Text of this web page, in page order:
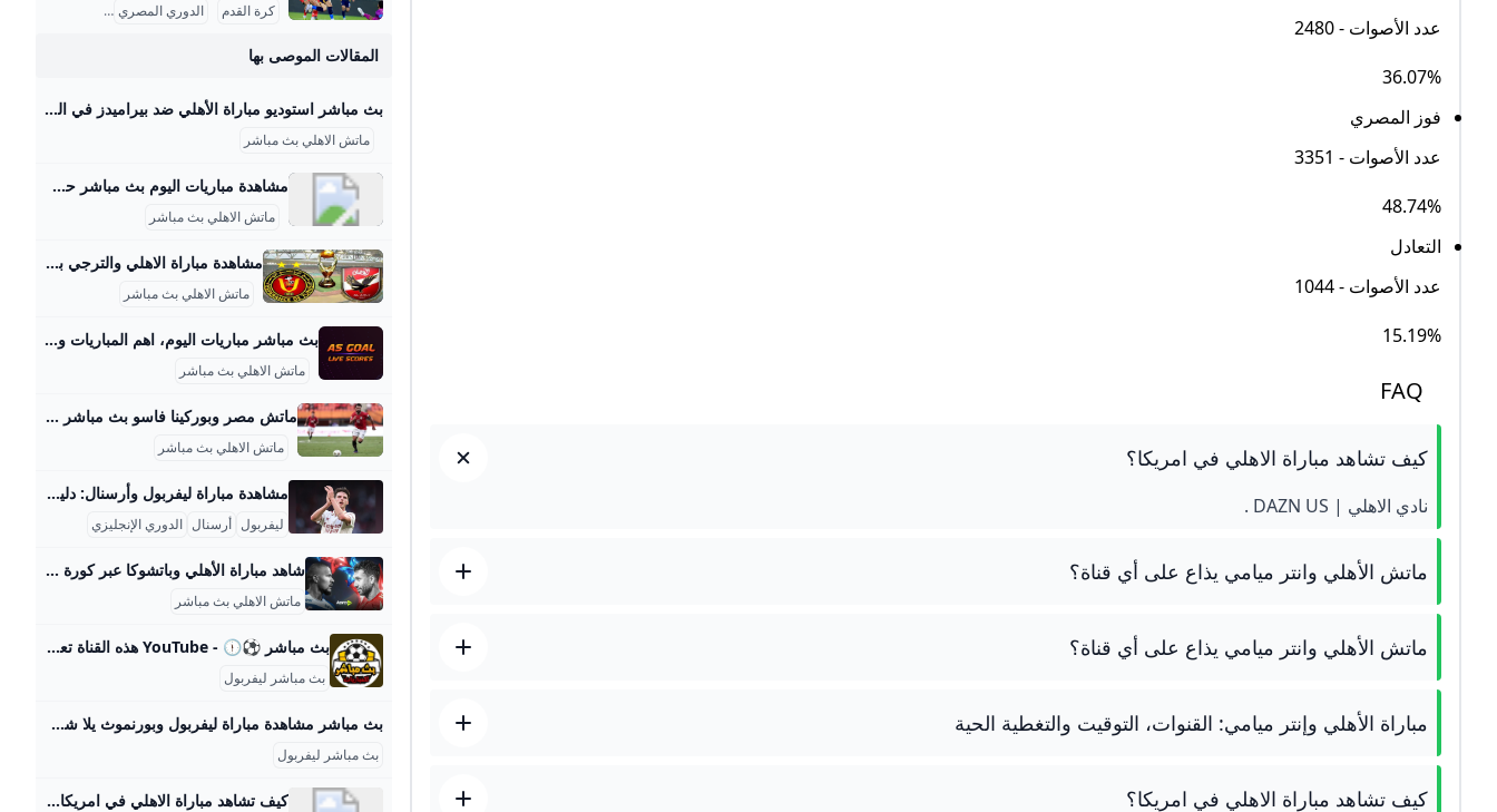
عدد الأصوات - 2480
36.07%
فوز المصري
عدد الأصوات - 3351
48.74%
التعادل
عدد الأصوات - 1044
15.19%
FAQ
كيف تشاهد مباراة الاهلي في امريكا؟
نادي الاهلي | DAZN US .
ماتش الأهلي وانتر ميامي يذاع على أي قناة؟
ماتش الأهلي وانتر ميامي يذاع على أي قناة؟
مباراة الأهلي وإنتر ميامي: القنوات، التوقيت والتغطية الحية
كيف تشاهد مباراة الاهلي في امريكا؟
كرة القدم الدوري المصري
المقالات الموصى بها
بث مباشر استوديو مباراة الأهلي ضد بيراميدز في الدوري المصري المصري اليوم بث مباشر مباراة الأهلي وبيراميدز اليوم السبت، وكذلك مشاهدة مباراة الأهلي ضد بيراميدز بث مباشر، يبحث عنها الكثير من الجماهير، من أجل مشاهدة مباراة الأهلي اليوم أمام بيراميدز ضمن منافسات بطولة الدوري… كيفية مشاهدة مباراة الأهلي وبيراميدز اليوم بث مباشر السبت 30-08-2025 18:57 | كتب: أحمد عبدالله | مباراة الأهلي و بيراميدز في الدوري الممتاز - صورة أرشيفية تصوير : محمد شكري الجرنوسي بث مباشر مباراة الأهلي وبيراميدز اليوم السبت، وكذلك مشاهدة مباراة الأهلي ضد بيراميدز بث مباشر، يبحث عنها الكثير من الجماهير، من أجل مشاهدة مباراة الأهلي اليوم أمام بيراميدز ضمن منافسات بطولة الدوري المصري.
ماتش الاهلي بث مباشر
مشاهدة مباريات اليوم بث مباشر حصري يلا لايف matches today - يلا لايف Yalla live أهم مباريات اليوم بث مباشر بدون تقطيع Yalla Live Tv بث مباشر مباريات اليوم | matches today live ننتظر جميعًا من عشاق الساحرة المستديرة في كل مكان البحث عن بث مباشر مباريات اليوم live من خلال موقعنا يلا لايف مباريات الأمس مباريات اليوم مباريات الغد ننتظر جميعًا من عشاق الساحرة المستديرة في كل مكان البحث عن بث مباشر مباريات اليوم live من خلال موقعنا يلا لايف وتقديم لأهم المباريات في جميع أنحاء العالم وكل الدوريات الأوروبية والمحلية والآسيوية والأفريقية والعربية وعلى رأسها الدوريات الخمسة الكبرى بكل ما فيها من منافسات شرسة مثل الدوري الإنجليزي والدوري الإسباني والدوري الإيطالي والدوري الألماني والدوري الفرنسي وهي الأهم لدى متابعو الكرة العالمية من خلال مشاهدة مباريات اليوم بما فيها من كل اللقاءات والمقدمات والاستديوهات التحليلية في كل المواجهات الخاصة والكبيرة والصغيرة ففي إنجلترا نتابع أندية ليفربول ومانشستر سيتي ومانشستر يونايتد وأرسنال وتوتنهام وتشيلسي وأستون فيلا بشكل خاص من أجل نجوم هذه الأندية وعلى رأسهم محمد صلاح نجم منتخب مصر والفريق الأول لكرة القدم بنادي ليفربول الطامع في مزيد من الألقاب الأوروبية على المستوى الشخصي والجماعي مع كتيبة الريدز ولذلك في live بث مباشر مباريات اليوم لا يمكن تفويت نجوم ملعب قلعة آنفيلد مثل محمد صلاح وساديو ماني ولويس دياز وفيرجيل فان دايك مع المدير الفني المخضرم يورجن كلوب الذي يعد من أشهر المدربين في العالم وأقواهم حتى الآن في مواجهة الإسباني بيب جوارديولا المدير الفني لفريق مانشستر سيتي عن طريق بث مباشر ما يدور في كواليس هذه المواجهات وإن كانت مواجهتا الدوري الإنجليزي 2022 انتهت بالتعادل الإيجابي 2-2 في الدورين الأول والثاني مما يعكس مدى قوة الفريقين وتقارب المستوى بينهما رغم كثرة الانتقادات الموجهة للمدرب بيب جوارديولا أنه يعتمد على اللاعب الجاهز فقط ويدفع الملايين من أجل التعاقد مع صفقات خرافية ولا يجيد البناء على الإطلاق بدليل التعاقد مع رياض محرز من ليستر سيتي وجاك جريليش من أستون فيلا وكايل والكر من توتنهام والغريب أن هذه الصفقات تكون بملايين الدولارات حتى يكون لديه فريقين فريق على الدكة وفريق في الملعب ولذلك لا يمكن تفويت بث مباشر مباريات اليوم live streaming خاصة أننا نقدمها بطريقة مختلفة تمامًا عما تتابعونه في مواقع البث المباشر الباحثة عن الربح فقط فنحن نقدم لكم جدول مباريات اليوم بصورة واضحة أعلى الصفحة الرئيسية وفيها نتطرق إلى مواعيد مباريات اليوم وكل الكواليس الخاصة بالأندية المتبارية في كبرى الدوريات العالمية والمحلية لأن هدفنا في النهاية تقديم خدمة مميزة بدون إعلانات مجانًا من خلال كورة أون لاين بث مباشر فيمكنك متابعتها بكل سهولة live streaming .
ماتش الاهلي بث مباشر
مشاهدة مباراة الاهلي والترجي بث مباشر yalla shoot اونلاين بدون تقطيع يلا شوت ماتش الاهلي اليوم مباشر الصباح العربي انطلق منذ قليل الشوط الثاني لمباراة النادي الأهلى ونادي الترجي التونسي ضمن منافسات مباراة ذهاب نصف نهائي دوري أبطال أفريقيا بملعب الترجي التونسي وشهدت أحدا لمشاهدة مباراة الأهلي والترجي بث مباشر (اضغط هنا) لمشاهدة مباراة الأهلي والترجي بث مباشر (اضغط هنا) بث مباشر مباراة الاهلي والترجي التونسي بث مباشر مباريات اليوم مباراة الاهلي والترجي مشاهدة بث مباراة الاهلي والترجي الرياضي مباراة الترجي التونسي والاهلي بث مباشر مشاهدة مباراة الاهلي موضوعات متعلقة الرياضة كيفية مشاهدة مباراة السعودية واليمن في نهائي كأس…
ماتش الاهلي بث مباشر
بث مباشر مباريات اليوم، اهم المباريات والنتائج AS Goal بث مباشر اهم مباريات اليوم والغد علي موقع اس جول لايف - AS Goal عبر خدمة روابط مشاهدة أهم المباريات في مختلف الدوريات والبطولات حول العالم. جدول اهم مباريات اليوم علي موقع اس جول - AS Goal, عبر خدمة النتائج المباشرة واحصائيات أهم المباريات في مختلف الدوريات والبطولات حول العالم .
ماتش الاهلي بث مباشر
ماتش مصر وبوركينا فاسو بث مباشر قناة ام بي سي مصر 2 من الممكن مشاهدة مباراة بوركينا فاسو ضد مصر بث مباشر اليوم عبر قنوات SSC السعودية وقنوات أون سبورت المصرية وقناة MBC MASR 2، وأيضًا عن طريق البث المباشر ماتش مصر وبوركينا فاسو بث مباشر قناة ام بي سي مصر 2 Published 16 ساعة agoon 2025-09-09By تركيا اليوموتقام المباراة على ملعب 4 أغسطس بالعاصمة واجادوجو، حيث يسعى الفراعنة إلى تحقيق الفوز وخطف بطاقة التأهل المباشر إلى النهائيات قبل جولتين من نهاية التصفيات، إذ سيرفع الانتصار رصيد المنتخب إلى 22 نقطة تضمن له العبور دون انتظار بقية النتائج.
ماتش الاهلي بث مباشر
مشاهدة مباراة ليفربول وأرسنال: دليلك الكامل لبث المباراة 2025 مباراة ليفربول وأرسنال التي أقيمت يوم 31 أغسطس 2025 على ملعب أنفيلد كانت واحدة من أقوى اللقاءات في بداية موسم الدوري الإنجليزي الممتاز 2025-2026. انتهت المباراة بفوز ليفربول بهدف وحيد جاء عبر تسديدة مذهلة من ضربة حرة لصاحب الخبرة دومينيك سوبوسزلاي في الدقيقة 83. هذا الهدف جاء من تسديدة ملتوية من على بعد أكثر من 30 ياردة، حيث استطاع اللاعب تجاوز حارس آرسنال، ديفيد رايا، ليهدي فريقه النقاط الثلاث ويعزز موقعه في صدارة الدوري برصيد 9 نقاط بعد ثلاث مباريات.
ليفربول أرسنال الدوري الإنجليزي
شاهد مباراة الأهلي وباتشوكا عبر كورة بلس يخوض الفريق الأول لكرة القدم بالنادي الأهلي، مواجهة ودية قوية أمام باتشوكا المكسيكي، في الساعة الثانية عشر من منتصف الليل، خلال معسكره المقام حاليًا في مدينة ميامي أخبار مصرية محترفون ميركاتو مقالات الدوري المصري كأس مصر دوري القسم الثاني كأس الرابطة عاجل بلس الاستوديو التحليلي تاتش سكرين بوكسينج داي أبطال بلس فوتبول شات VAR بلس فيديوهات الدوري المصري فيديوجراف الدوري الإنجليزي الممتاز الدوري الإسباني الدوري الايطالي الدوري الالماني الدوري الفرنسي
ماتش الاهلي بث مباشر
بث مباشر ⚽🕦 - YouTube هذه القناة تعرض مبارايات وملخصات كرة القدم بطريقة ممتعة # footballFootball match
بث مباشر ليفربول
بث مباشر مشاهدة مباراة ليفربول وبورنموث يلا شوت بدون تقطيع HD في الدوري الإنجليزي يستمر فريق ليفربول في تقديم عروض قوية خلال منافسات الدوري الإنجليزي الممتاز، حيث يسعى للحفاظ على موقعه بين فرق الصدارة. وبفضل الأداء المميز لنجومه، وعلى رأسهم المصري محمد صلاح، بات الفريق قريبًا من المنافسة على اللقب هذا الموسم. الجمعة 15/أغسطس/2025 - 09:13 م 8/15/2025 9:13:56 PM بث مباشر مشاهدة مباراة ليفربول وبورنموث يلا شوت يستمر فريق ليفربول في تقديم عروض قوية خلال منافسات الدوري الإنجليزي الممتاز، حيث يسعى للحفاظ على موقعه بين فرق الصدارة.
بث مباشر ليفربول
كيف تشاهد مباراة الاهلي في امريكا؟ نادي الاهلي | DAZN US .